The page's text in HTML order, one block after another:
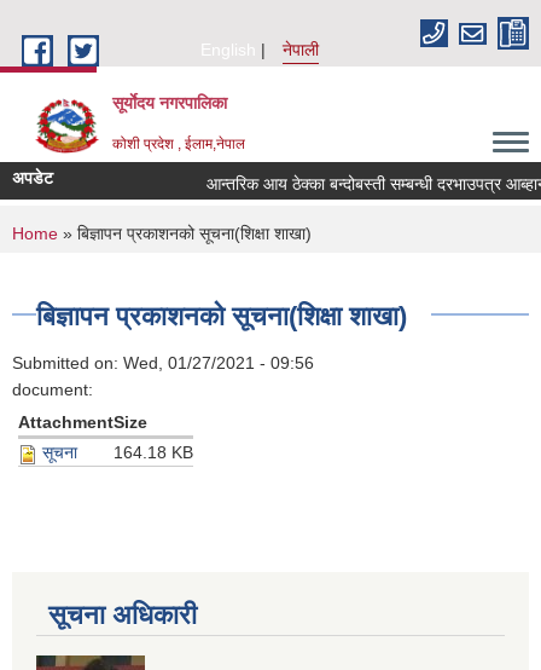
English
नेपाली
सूर्याेदय नगरपालिका
कोशी प्रदेश , ईलाम,नेपाल
अपडेट आन्तरिक आय ठेक्का बन्दोबस्ती सम्बन्धी दरभाउपत्र
You are here
Home » बिज्ञापन प्रकाशनको सूचना(शिक्षा शाखा)
बिज्ञापन प्रकाशनको सूचना(शिक्षा शाखा)
Submitted on: Wed, 01/27/2021 - 09:56
document:
AttachmentSize
सूचना
164.18 KB
सूचना अधिकारी